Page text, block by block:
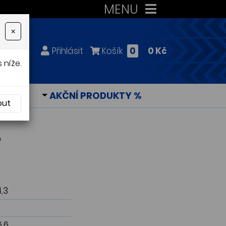
MENU
Přihlásit Košík 0 0 Kč
AKČNÍ PRODUKTY %
×
níže.